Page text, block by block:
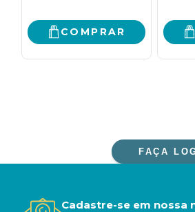
COMPRAR
FAÇA
Cadastre-se em nossa